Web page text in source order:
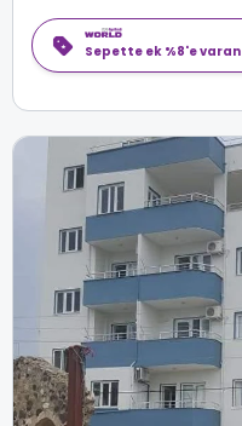
Sepette ek %8'e